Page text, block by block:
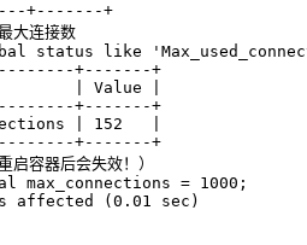
+-------+
大连接数
status like
+-------+
| Value |
+-------+
| 152   |
+-------+
容器后会失效！）
max_connections = 1000;
affected (0.01 sec)